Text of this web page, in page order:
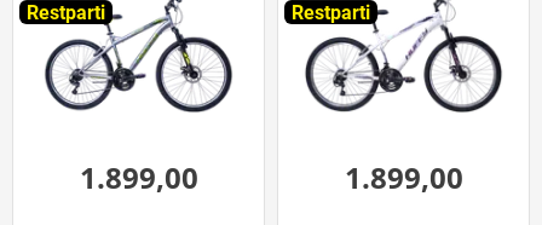
Restparti
1.899,00
Restparti
1.899,00